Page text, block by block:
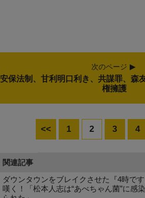
次のページ
安保法制、甘利明口利き、共謀罪、森
権擁護
<< 1 2 3 4
関連記事
ダウンタウンをブレイクさせた『4時で
嘆く！「松本人志は“あべちゃん菌”に感